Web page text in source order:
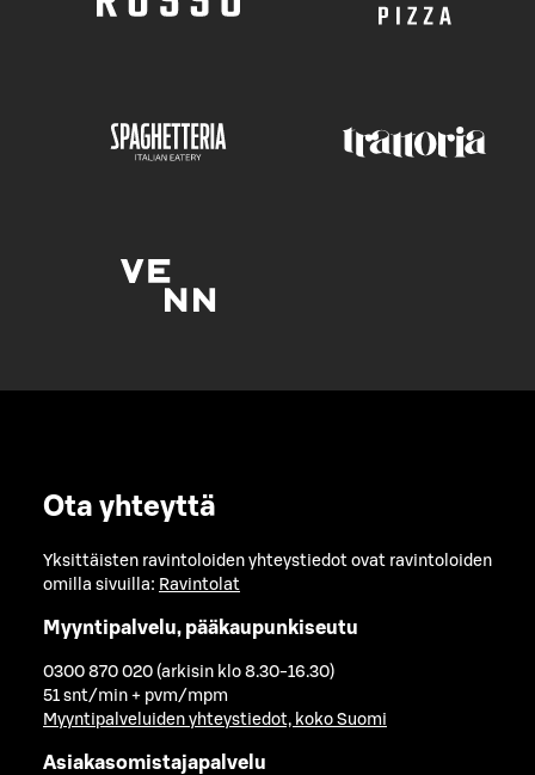
Ota yhteyttä
Yksittäisten ravintoloiden yhteystiedot ovat ravintoloiden
omilla sivuilla: Ravintolat
Myyntipalvelu, pääkaupunkiseutu
0300 870 020 (arkisin klo 8.30-16.30)
51 snt/min + pvm/mpm
Myyntipalveluiden yhteystiedot, koko Suomi
Asiakasomistajapalvelu